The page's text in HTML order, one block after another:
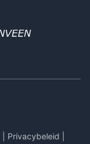
Privacybeleid